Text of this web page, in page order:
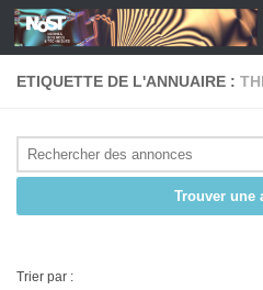
Skip to content
ETIQUETTE DE L'ANNUAIRE :
Trier par :